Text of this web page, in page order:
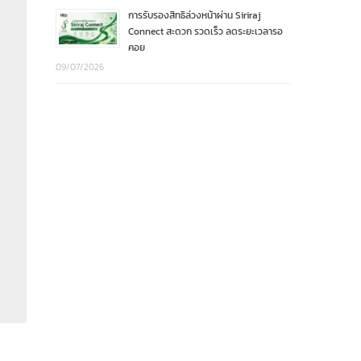
การรับรองสิทธิล่วงหน้าผ่าน Siriraj
Connect สะดวก รวดเร็ว ลดระยะเวลารอ
คอย
09/07/2026